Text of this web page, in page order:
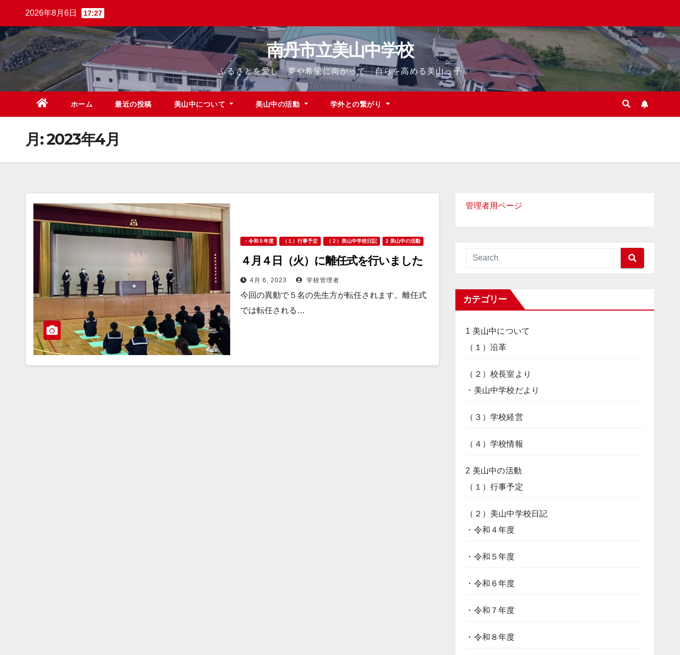
content
2026年8月6日 17:27
南丹市立美山中学校
ふるさとを愛し 夢や希望に向かって 自らを高める美山っ子
ホーム 最近の投稿 美山中について 美山中の活動 学外との繋がり
月:2023年4月
・令和５年度 （１）行事予定 （２）美山中学校日記 2 美山中の活動
４月４日（火）に離任式を行いました
4月 6, 2023 学校管理者
今回の異動で５名の先生方が転任されます。離任式
では転任される…
管理者用ページ
カテゴリー
1 美山中について
（１）沿革
（２）校長室より
・美山中学校だより
（３）学校経営
（４）学校情報
2 美山中の活動
（１）行事予定
（２）美山中学校日記
・令和４年度
・令和５年度
・令和６年度
・令和７年度
・令和８年度